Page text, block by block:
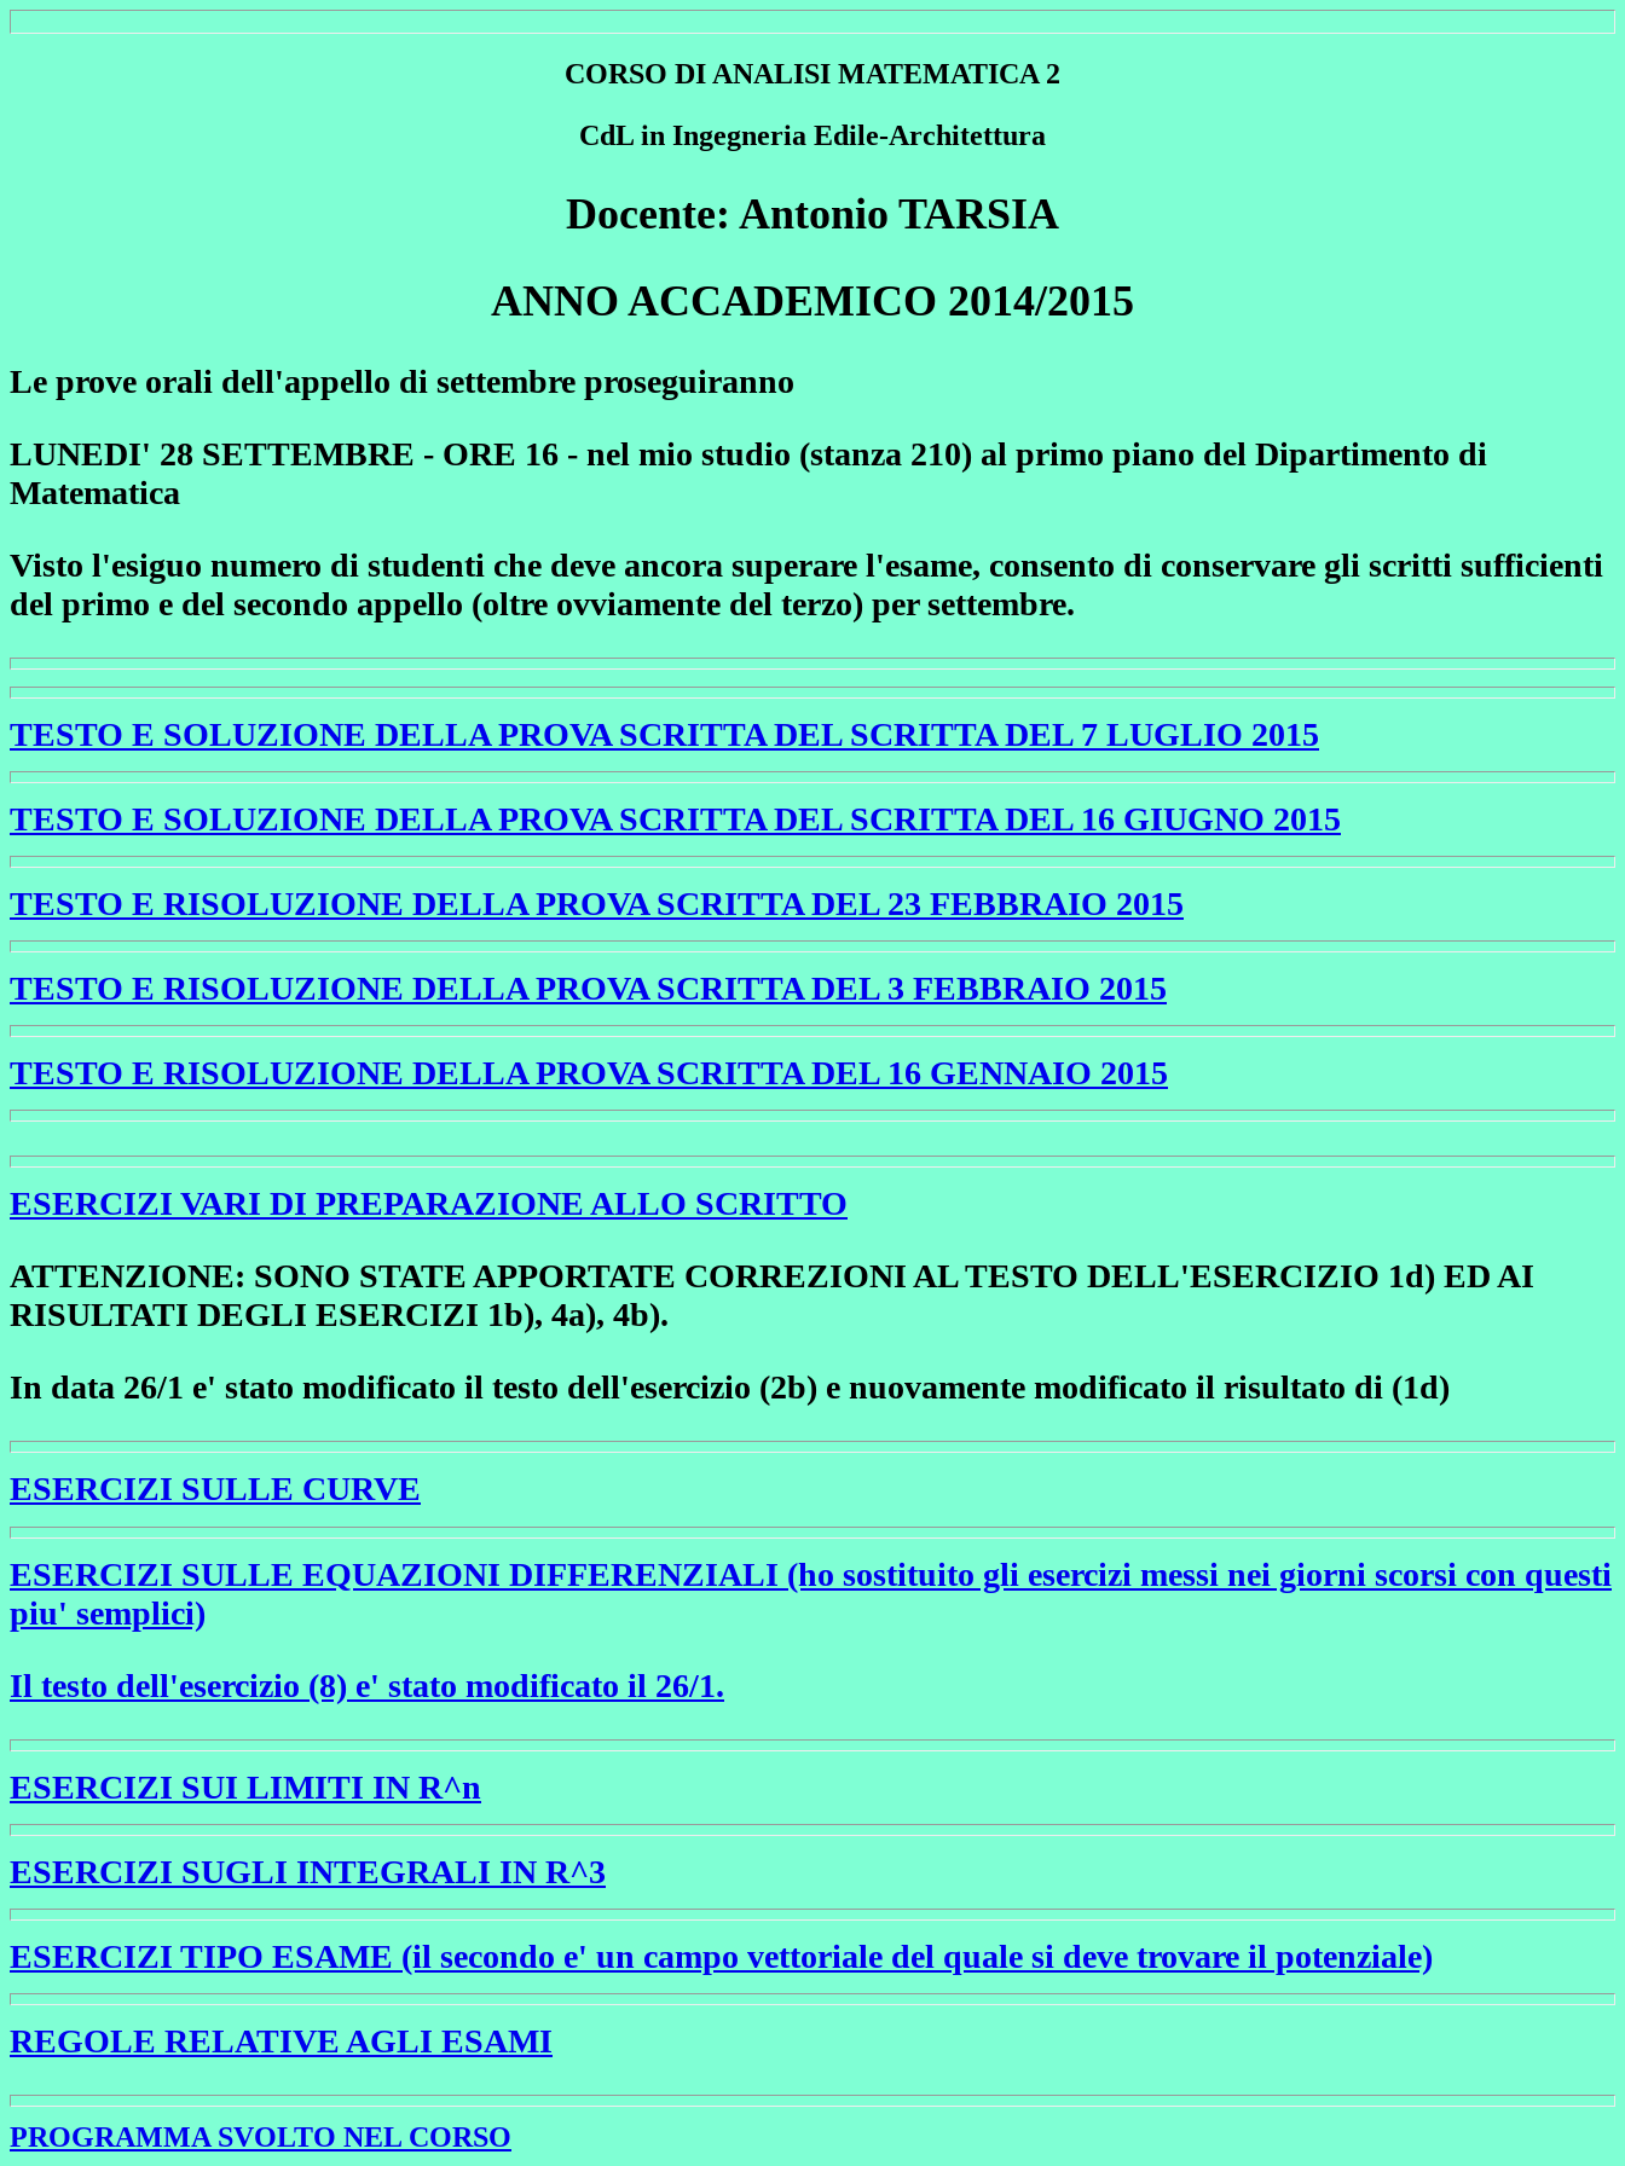
CORSO DI ANALISI MATEMATICA 2
CdL in Ingegneria Edile-Architettura
Docente: Antonio TARSIA
ANNO ACCADEMICO 2014/2015
Le prove orali dell'appello di settembre proseguiranno
LUNEDI' 28 SETTEMBRE - ORE 16 - nel mio studio (stanza 210) al primo piano del Dipartimento di
Matematica
Visto l'esiguo numero di studenti che deve ancora superare l'esame, consento di conservare gli scritti sufficienti
del primo e del secondo appello (oltre ovviamente del terzo) per settembre.
TESTO E SOLUZIONE DELLA PROVA SCRITTA DEL SCRITTA DEL 7 LUGLIO 2015
TESTO E SOLUZIONE DELLA PROVA SCRITTA DEL SCRITTA DEL 16 GIUGNO 2015
TESTO E RISOLUZIONE DELLA PROVA SCRITTA DEL 23 FEBBRAIO 2015
TESTO E RISOLUZIONE DELLA PROVA SCRITTA DEL 3 FEBBRAIO 2015
TESTO E RISOLUZIONE DELLA PROVA SCRITTA DEL 16 GENNAIO 2015
ESERCIZI VARI DI PREPARAZIONE ALLO SCRITTO
ATTENZIONE: SONO STATE APPORTATE CORREZIONI AL TESTO DELL'ESERCIZIO 1d) ED AI
RISULTATI DEGLI ESERCIZI 1b), 4a), 4b).
In data 26/1 e' stato modificato il testo dell'esercizio (2b) e nuovamente modificato il risultato di (1d)
ESERCIZI SULLE CURVE
ESERCIZI SULLE EQUAZIONI DIFFERENZIALI (ho sostituito gli esercizi messi nei giorni scorsi con questi
piu' semplici)
Il testo dell'esercizio (8) e' stato modificato il 26/1.
ESERCIZI SUI LIMITI IN R^n
ESERCIZI SUGLI INTEGRALI IN R^3
ESERCIZI TIPO ESAME (il secondo e' un campo vettoriale del quale si deve trovare il potenziale)
REGOLE RELATIVE AGLI ESAMI
PROGRAMMA SVOLTO NEL CORSO